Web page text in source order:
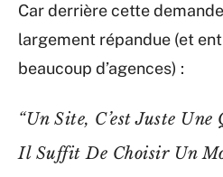
Car derrière cette
largement répandue (et
beaucoup d’agences) :
“Un Site, C’est Juste
Il Suffit De Choisir Un